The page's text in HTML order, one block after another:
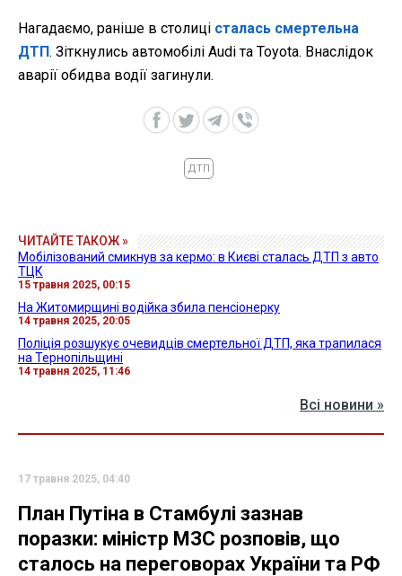
Нагадаємо, раніше в столиці сталась смертельна
ДТП. Зіткнулись автомобілі Audi та Toyota. Внаслідок
аварії обидва водії загинули.
ДТП
ЧИТАЙТЕ ТАКОЖ »
Мобілізований смикнув за кермо: в Києві сталась ДТП з авто
ТЦК
15 травня 2025, 00:15
На Житомирщині водійка збила пенсіонерку
14 травня 2025, 20:05
Поліція розшукує очевидців смертельної ДТП, яка трапилася
на Тернопільщині
14 травня 2025, 11:46
Всі новини »
17 травня 2025, 04:40
План Путіна в Стамбулі зазнав
поразки: міністр МЗС розповів, що
сталось на переговорах України та РФ